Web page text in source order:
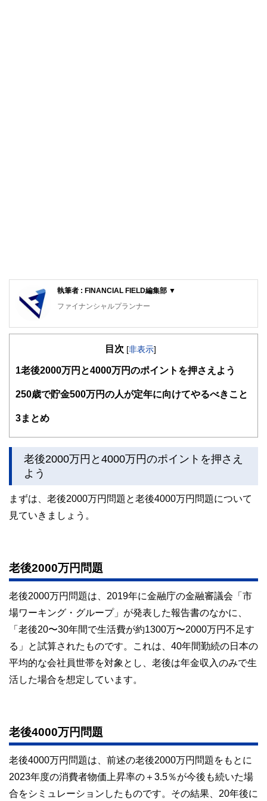
執筆者 : FINANCIAL FIELD編集部 ▼
ファイナンシャルプランナー
FinancialField編集部は、金融、経済に関する記事を、日々
知識がない方でも理解できるようわかりやすく発信していま
得者を中心に「お金や暮らし」に関する書籍・雑誌の編集経
験者で構成され、企画立案から記事掲載まですべての工程に
ドバイザー、DCプランナー、公認会計士、社会保険労務
士、行政書士、投資アナリスト、キャリアコンサルタントな
かしく感じられる年金や税金、相続、保険、ローンなどの話
をわかりやすく発信している点です。
このように編集経験豊富なメンバーと金融や経済に精通した
私たちは、快適でより良い生活のアイデアを提供するお金の
コンシェルジュを目指します。
目次 [非表示]
1 老後2000万円と4000万円のポイントを押さえよう
250歳で貯金500万円の人が定年に向けてやるべきこと
3まとめ
老後2000万円と4000万円のポイントを押さえ
よう
まずは、老後2000万円問題と老後4000万円問題について
見ていきましょう。
老後2000万円問題
老後2000万円問題は、2019年に金融庁の金融審議会「市
場ワーキング・グループ」が発表した報告書のなかに、
「老後20〜30年間で生活費が約1300万〜2000万円不足す
る」と試算されたものです。これは、40年間勤続の日本の
平均的な会社員世帯を対象とし、老後は年金収入のみで生
活した場合を想定しています。
老後4000万円問題
老後4000万円問題は、前述の老後2000万円問題をもとに
2023年度の消費者物価上昇率の＋3.5％が今後も続いた場
合をシミュレーションしたものです。その結果、20年後に